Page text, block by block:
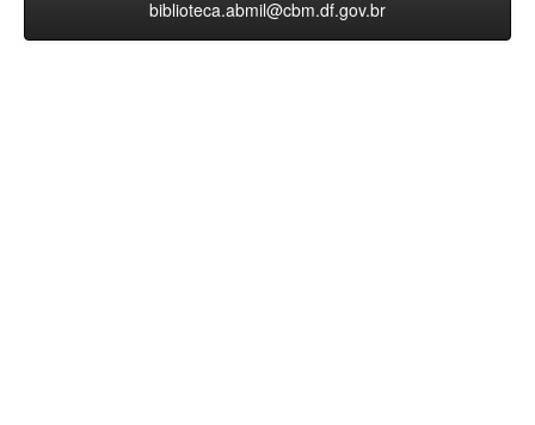
biblioteca.abmil@cbm.df.gov.br